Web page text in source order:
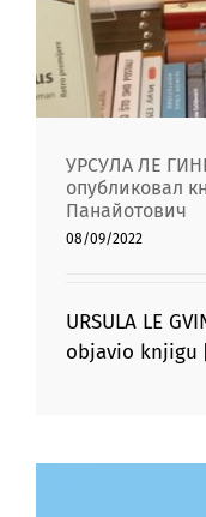
УРСУЛА ЛЕ
опубликовал
Панайотович
08/09/2022
URSULA LE
objavio knjigu